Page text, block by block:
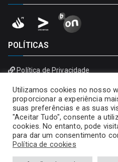
POLÍTICAS
Política de Privacidade
Utilizamos cookies no nosso
proporcionar a experiência
suas preferências e as suas
"Aceitar Tudo", consente a
cookies. No entanto, pode
para dar um consentimento
Política de cookies